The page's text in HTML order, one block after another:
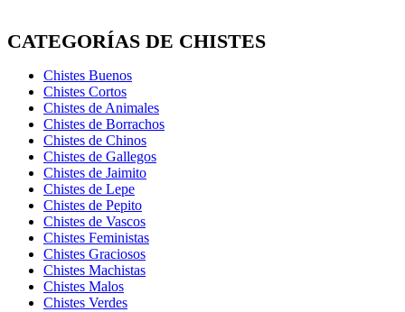
CATEGORÍAS DE CHISTES
Chistes Buenos
Chistes Cortos
Chistes de Animales
Chistes de Borrachos
Chistes de Chinos
Chistes de Gallegos
Chistes de Jaimito
Chistes de Lepe
Chistes de Pepito
Chistes de Vascos
Chistes Feministas
Chistes Graciosos
Chistes Machistas
Chistes Malos
Chistes Verdes